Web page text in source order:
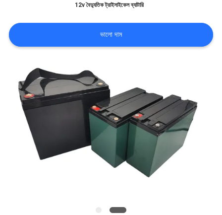
একটি
অনুরোধ
করুন
12v বৈদ্যুতিক ট্রাইসাইকেল ব্যাটারি
ভালো দাম